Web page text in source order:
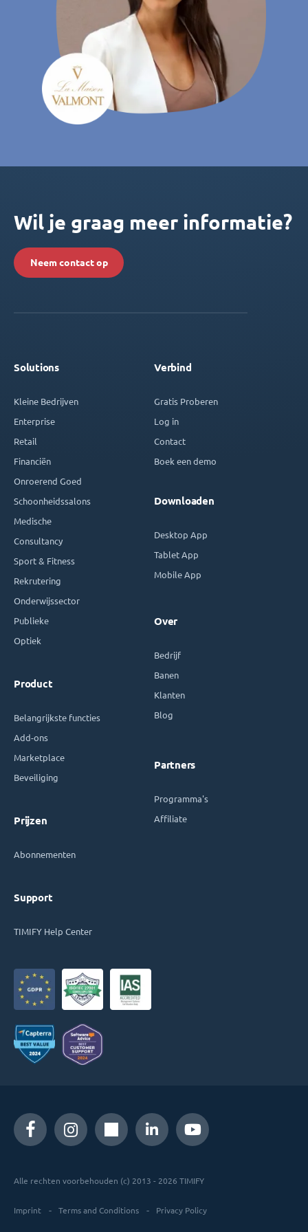
Wil je graag meer informatie?
Neem contact op
Solutions
Kleine Bedrijven
Enterprise
Retail
Financiën
Onroerend Goed
Schoonheidssalons
Medische
Consultancy
Sport & Fitness
Rekrutering
Onderwijssector
Publieke
Optiek
Product
Belangrijkste functies
Add-ons
Marketplace
Beveiliging
Prijzen
Abonnementen
Support
TIMIFY Help Center
Verbind
Gratis Proberen
Log in
Contact
Boek een demo
Downloaden
Desktop App
Tablet App
Mobile App
Over
Bedrijf
Banen
Klanten
Blog
Partners
Programma's
Affiliate
Alle rechten voorbehouden (c) 2013 - 2026 TIMIFY
Imprint Terms and Conditions Privacy Policy